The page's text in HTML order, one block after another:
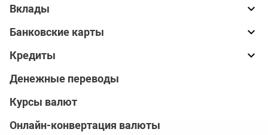
Вклады
Банковские карты
Кредиты
Денежные переводы
Курсы валют
Онлайн-конвертация валюты